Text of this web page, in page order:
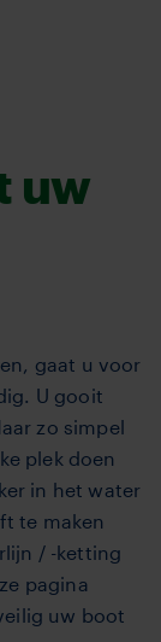
uw
gaat u voor
U gooit
zo simpel
plek doen
in het water
te maken
/ -ketting
pagina
uw boot